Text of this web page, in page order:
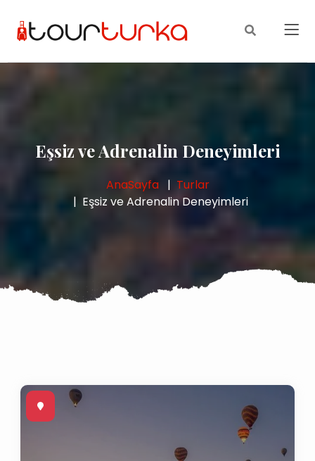
Eşsiz ve Adrenalin Deneyimleri
AnaSayfa
Turlar
Eşsiz ve Adrenalin Deneyimleri